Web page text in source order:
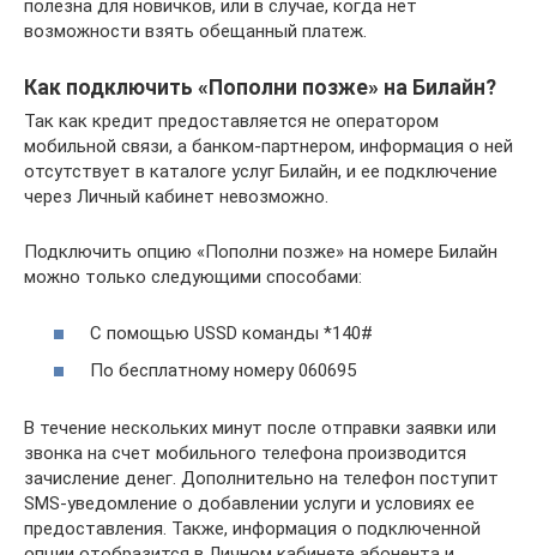
полезна для новичков, или в случае, когда нет
возможности взять обещанный платеж.
Как подключить «Пополни позже» на Билайн?
Так как кредит предоставляется не оператором
мобильной связи, а банком-партнером, информация о ней
отсутствует в каталоге услуг Билайн, и ее подключение
через Личный кабинет невозможно.
Подключить опцию «Пополни позже» на номере Билайн
можно только следующими способами:
С помощью USSD команды *140#
По бесплатному номеру 060695
В течение нескольких минут после отправки заявки или
звонка на счет мобильного телефона производится
зачисление денег. Дополнительно на телефон поступит
SMS-уведомление о добавлении услуги и условиях ее
предоставления. Также, информация о подключенной